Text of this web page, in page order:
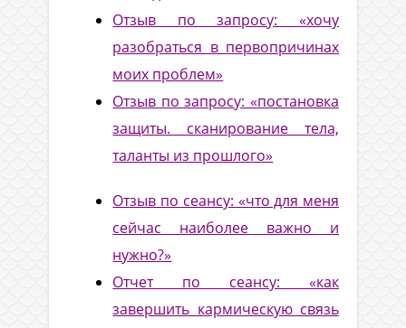
Отзыв по запросу: «хочу
разобраться в первопричинах
моих проблем»
Отзыв по запросу: «постановка
защиты. сканирование тела,
таланты из прошлого»
Отзыв по сеансу: «что для меня
сейчас наиболее важно и
нужно?»
Отчет по сеансу: «как
завершить кармическую связь